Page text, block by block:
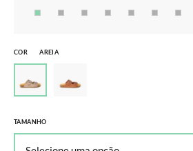
COR AREIA
TAMANHO